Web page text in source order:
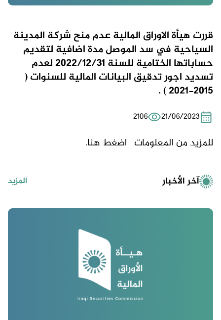
قررت هيأة الاوراق المالية عدم منح شركة المدينة
السياحية في سد الموصل مدة اضافية لتقديم
حساباتها الختامية للسنة 2022/12/31 لعدم
تسديد اجور تدقيق البيانات المالية للسنوات (
2015-2021 ) .
21/06/2023
2106
للمزيد من المعلومات اضغط هنا.
آخر الأخبار المزيد